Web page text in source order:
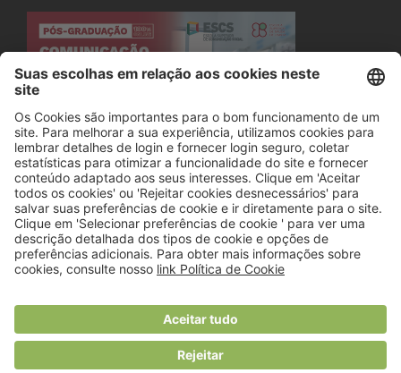
© 2018 Viver Saudável
O portal dos profissionais de nutrição